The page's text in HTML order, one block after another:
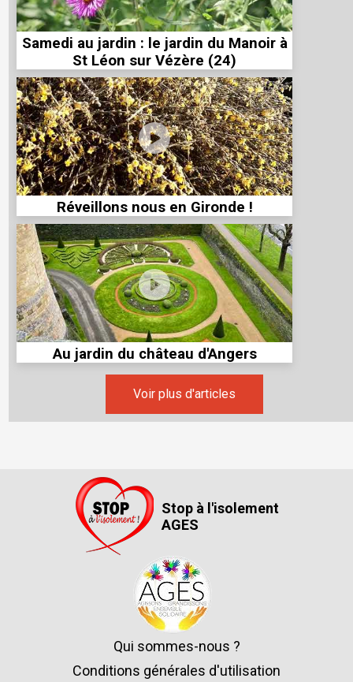
Samedi au jardin : le jardin du Manoir à
St Léon sur Vézère (24)
Réveillons nous en Gironde !
Au jardin du château d'Angers
Voir plus d'articles
Stop à l'isolement
AGES
Qui sommes-nous ?
Conditions générales d'utilisation